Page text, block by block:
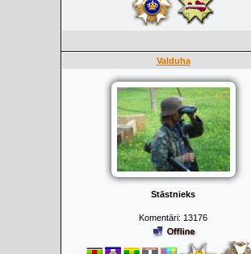
Valduha
Stāstnieks
Komentāri: 13176